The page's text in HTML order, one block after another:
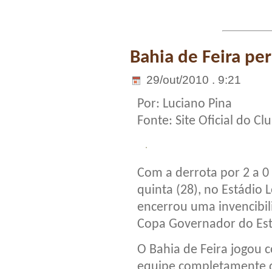
Bahia de Feira
29/out/2010 . 9:21
Por: Luciano Pina
Fonte: Site Oficial do
Com a derrota por 2 a
quinta (28), no Estádio
encerrou uma
Copa Governador do
O Bahia de Feira jogou